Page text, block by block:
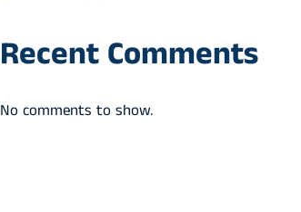
Recent Comments
No comments to show.